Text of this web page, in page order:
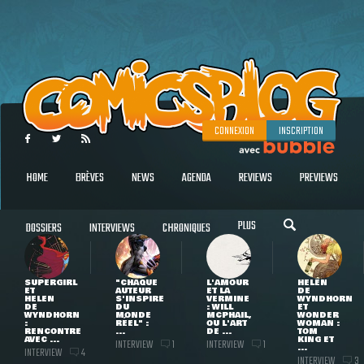
CONNEXION INSCRIPTION
HOME BRÈVES NEWS AGENDA REVIEWS PREVIEWS
DOSSIERS INTERVIEWS CHRONIQUES PLUS
SUPERGIRL
ET
HELEN
DE
WYNDHORN
:
RENCONTRE
AVEC ...
INTERVIEW 4
"CHAQUE
AUTEUR
S'INSPIRE
DU
MONDE
RÉEL" :
...
INTERVIEW 1
L'AMOUR
ET LA
VERMINE
: WILL
MCPHAIL,
OU L'ART
DE ...
INTERVIEW 1
HELEN
DE
WYNDHORN
ET
WONDER
WOMAN :
TOM
KING ET
...